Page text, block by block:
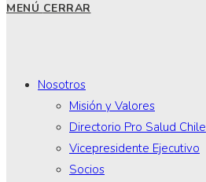
MENÚ CERRAR
Nosotros
Misión y Valores
Directorio Pro Salud Chile
Vicepresidente Ejecutivo
Socios